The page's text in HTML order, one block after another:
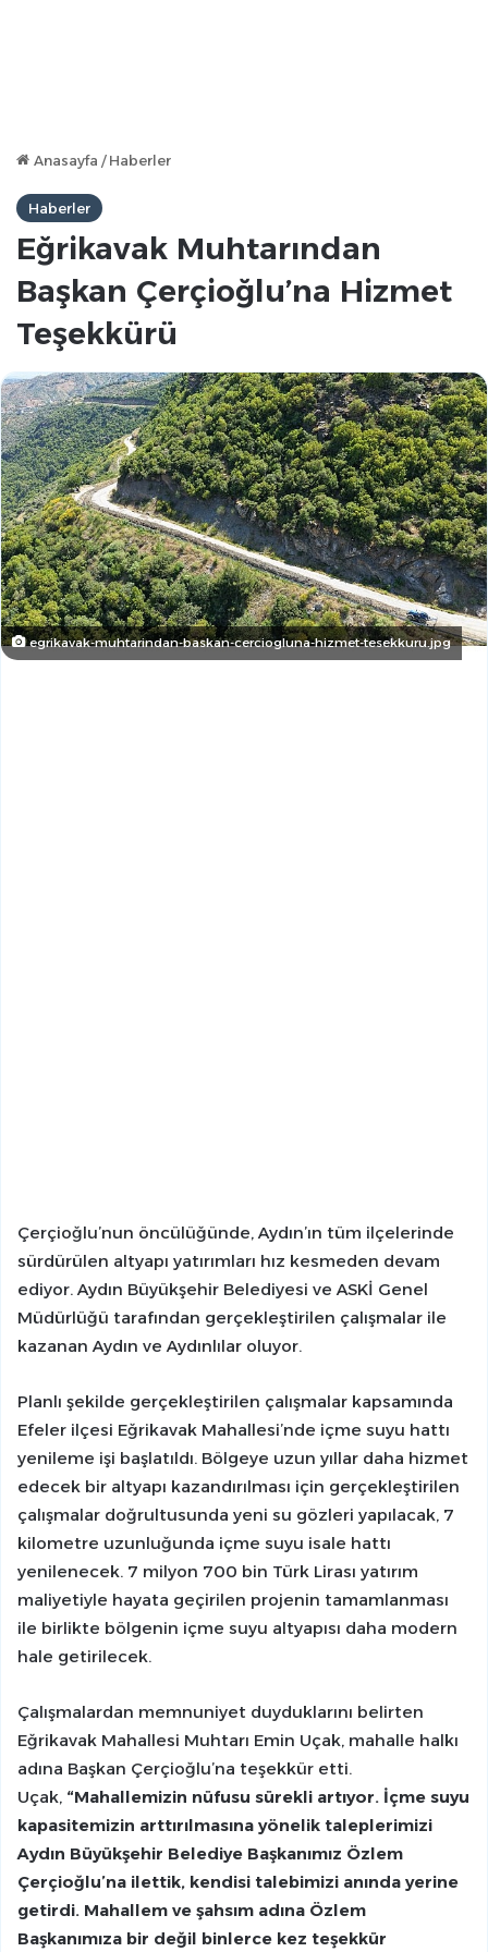
Anasayfa / Haberler
Haberler
Eğrikavak Muhtarından
Başkan Çerçioğlu’na Hizmet
Teşekkürü
egrikavak-muhtarindan-baskan-cerciogluna-hizmet-tesekkuru.jpg
Çerçioğlu’nun öncülüğünde, Aydın’ın tüm ilçelerinde
sürdürülen altyapı yatırımları hız kesmeden devam
ediyor. Aydın Büyükşehir Belediyesi ve ASKİ Genel
Müdürlüğü tarafından gerçekleştirilen çalışmalar ile
kazanan Aydın ve Aydınlılar oluyor.
Planlı şekilde gerçekleştirilen çalışmalar kapsamında
Efeler ilçesi Eğrikavak Mahallesi’nde içme suyu hattı
yenileme işi başlatıldı. Bölgeye uzun yıllar daha hizmet
edecek bir altyapı kazandırılması için gerçekleştirilen
çalışmalar doğrultusunda yeni su gözleri yapılacak, 7
kilometre uzunluğunda içme suyu isale hattı
yenilenecek. 7 milyon 700 bin Türk Lirası yatırım
maliyetiyle hayata geçirilen projenin tamamlanması
ile birlikte bölgenin içme suyu altyapısı daha modern
hale getirilecek.
Çalışmalardan memnuniyet duyduklarını belirten
Eğrikavak Mahallesi Muhtarı Emin Uçak, mahalle halkı
adına Başkan Çerçioğlu’na teşekkür etti.
Uçak, “Mahallemizin nüfusu sürekli artıyor. İçme suyu
kapasitemizin arttırılmasına yönelik taleplerimizi
Aydın Büyükşehir Belediye Başkanımız Özlem
Çerçioğlu’na ilettik, kendisi talebimizi anında yerine
getirdi. Mahallem ve şahsım adına Özlem
Başkanımıza bir değil binlerce kez teşekkür